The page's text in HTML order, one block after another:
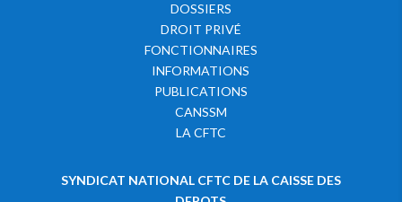
DOSSIERS
DROIT PRIVÉ
FONCTIONNAIRES
INFORMATIONS
PUBLICATIONS
CANSSM
LA CFTC
SYNDICAT NATIONAL CFTC DE LA CAISSE DES